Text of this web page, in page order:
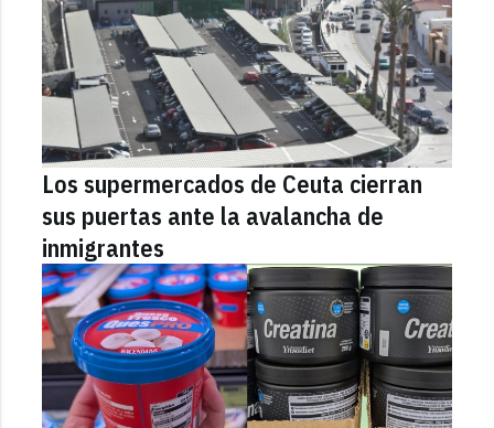
Los supermercados de Ceuta cierran
sus puertas ante la avalancha de
inmigrantes